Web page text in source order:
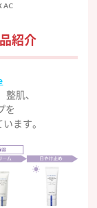
AC
紹介
整肌、
を
ます。